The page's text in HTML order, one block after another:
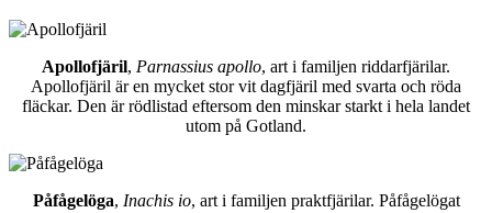
Apollofjäril, Parnassius apollo, art i familjen riddarfjärilar.
Apollofjäril är en mycket stor vit dagfjäril med svarta och röda
fläckar. Den är rödlistad eftersom den minskar starkt i hela landet
utom på Gotland.
Påfågelöga, Inachis io, art i familjen praktfjärilar. Påfågelögat